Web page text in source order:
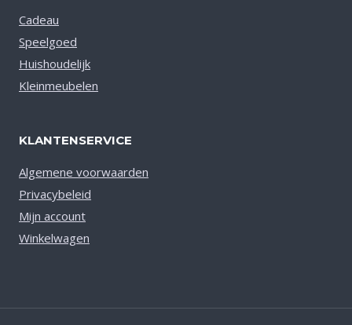
Cadeau
Speelgoed
Huishoudelijk
Kleinmeubelen
KLANTENSERVICE
Algemene voorwaarden
Privacybeleid
Mijn account
Winkelwagen